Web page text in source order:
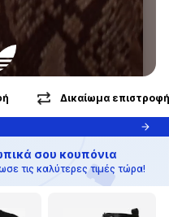
BRAND
πάντα
Δωρεάν αποστολή* και
σου κουπόνια
τις καλύτερες τιμές τώρα!